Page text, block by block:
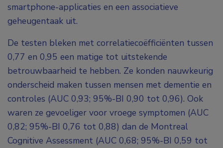
smartphone-applicaties en een associatieve
geheugentaak uit.
De testen bleken met correlatiecoëfficiënten tussen
0,77 en 0,95 een matige tot uitstekende
betrouwbaarheid te hebben. Ze konden nauwkeurig
onderscheid maken tussen mensen met dementie en
controles (AUC 0,93; 95%-BI 0,90 tot 0,96). Ook
waren ze gevoeliger voor vroege symptomen (AUC
0,82; 95%-BI 0,76 tot 0,88) dan de Montreal
Cognitive Assessment (AUC 0,68; 95%-BI 0,59 tot